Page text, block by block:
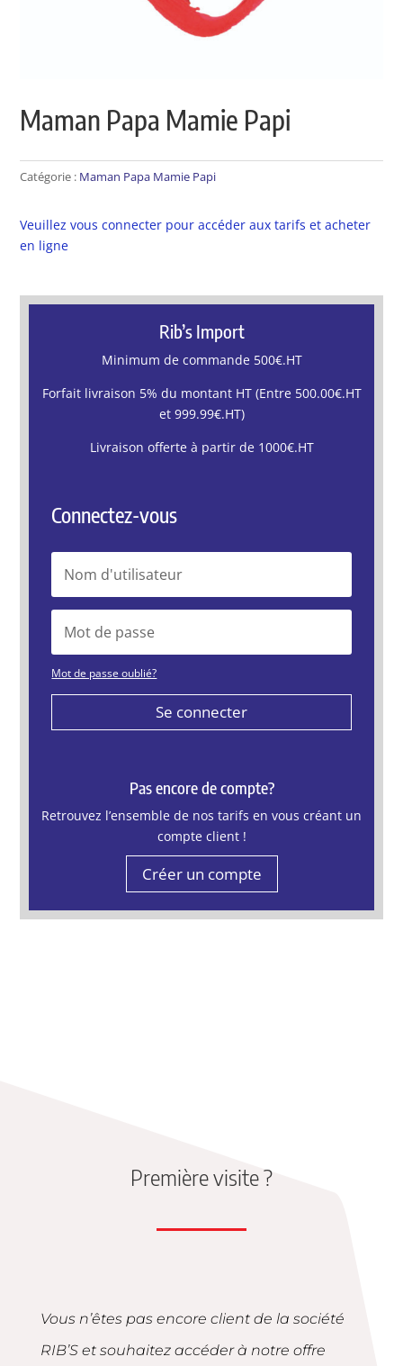
Maman Papa Mamie Papi
Catégorie : Maman Papa Mamie Papi
Veuillez vous connecter pour accéder aux tarifs et acheter
en ligne
Rib’s Import
Minimum de commande 500€.HT
Forfait livraison 5% du montant HT (Entre 500.00€.HT
et 999.99€.HT)
Livraison offerte à partir de 1000€.HT
Connectez-vous
Mot de passe oublié?
Se connecter
Pas encore de compte?
Retrouvez l’ensemble de nos tarifs en vous créant un
compte client !
Créer un compte
Première visite ?
Vous n’êtes pas encore client de la société
RIB’S et souhaitez accéder à notre offre